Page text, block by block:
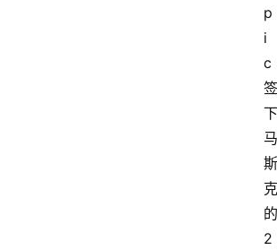
p
i
c
签
下
马
斯
克
的
2